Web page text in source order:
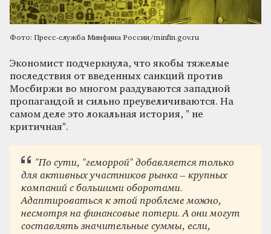
Фото: Пресс-служба Минфина России/minfin.gov.ru
Экономист подчеркнула, что якобы тяжелые
последствия от введенных санкций против
Мосбиржи во многом раздуваются западной
пропагандой и сильно преувеличиваются. На
самом деле это локальная история, " не
критичная".
"По сути, "геморрой"добавляется только
для активных участников рынка – крупных
компаний с большими оборотами.
Адаптироваться к этой проблеме можно,
несмотря на финансовые потери. А они могут
составлять значительные суммы, если,